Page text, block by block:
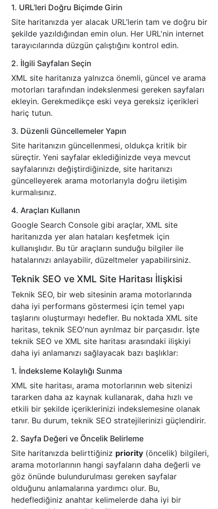
1. URL’leri Doğru Biçimde Girin
Site haritanızda yer alacak URL’lerin tam ve doğru bir
şekilde yazıldığından emin olun. Her URL'nin internet
tarayıcılarında düzgün çalıştığını kontrol edin.
2. İlgili Sayfaları Seçin
XML site haritanıza yalnızca önemli, güncel ve arama
motorları tarafından indekslenmesi gereken sayfaları
ekleyin. Gerekmedikçe eski veya gereksiz içerikleri
hariç tutun.
3. Düzenli Güncellemeler Yapın
Site haritanızın güncellenmesi, oldukça kritik bir
süreçtir. Yeni sayfalar eklediğinizde veya mevcut
sayfalarınızı değiştirdiğinizde, site haritanızı
güncelleyerek arama motorlarıyla doğru iletişim
kurmalısınız.
4. Araçları Kullanın
Google Search Console gibi araçlar, XML site
haritanızda yer alan hataları keşfetmek için
kullanışlıdır. Bu tür araçların sunduğu bilgiler ile
hatalarınızı anlayabilir, düzeltmeler yapabilirsiniz.
Teknik SEO ve XML Site Haritası İlişkisi
Teknik SEO, bir web sitesinin arama motorlarında
daha iyi performans göstermesi için temel yapı
taşlarını oluşturmayı hedefler. Bu noktada XML site
haritası, teknik SEO'nun ayrılmaz bir parçasıdır. İşte
teknik SEO ve XML site haritası arasındaki ilişkiyi
daha iyi anlamanızı sağlayacak bazı başlıklar:
1. İndeksleme Kolaylığı Sunma
XML site haritası, arama motorlarının web sitenizi
tararken daha az kaynak kullanarak, daha hızlı ve
etkili bir şekilde içeriklerinizi indekslemesine olanak
tanır. Bu durum, teknik SEO stratejilerinizi güçlendirir.
2. Sayfa Değeri ve Öncelik Belirleme
Site haritanızda belirttiğiniz priority (öncelik) bilgileri,
arama motorlarının hangi sayfaların daha değerli ve
göz önünde bulundurulması gereken sayfalar
olduğunu anlamalarına yardımcı olur. Bu,
hedeflediğiniz anahtar kelimelerde daha iyi bir